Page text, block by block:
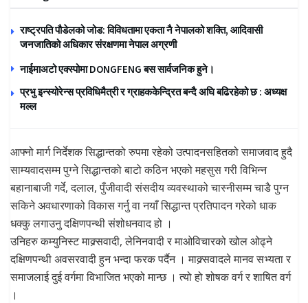
राष्ट्रपति पौडेलको जोड: विविधतामा एकता नै नेपालको शक्ति, आदिवासी
जनजातिको अधिकार संरक्षणमा नेपाल अग्रणी
नाईमाअटो एक्स्पोमा DONGFENG बस सार्वजनिक हुने।
प्रभु इन्स्योरेन्स प्रविधिमैत्री र ग्राहककेन्द्रित बन्दै अघि बढिरहेको छ : अध्यक्ष
मल्ल
आफ्नो मार्ग निर्देशक सिद्धान्तको रुपमा रहेको उत्पादनसहितको समाजवाद हुदै
साम्यवादसम्म पुग्ने सिद्धान्तको बाटो कठिन भएको महसुस गरी विभिन्न
बहानाबाजी गर्दे, दलाल, पुँजीवादी संसदीय व्यवस्थाको चास्नीसम्म चाडै पुग्न
सकिने अवधारणाको विकास गर्नु वा नयाँ सिद्धान्त प्रतिपादन गरेको धाक
धक्कु लगाउनु दक्षिणपन्थी संशोधनवाद हो ।
उनिहरु कम्युनिस्ट माक्र्सवादी, लेनिनवादी र माओविचारको खोल ओढ्ने
दक्षिणपन्थी अवसरवादी हुन भन्दा फरक पर्दैन । माक्र्सवादले मानव सभ्यता र
समाजलाई दुई वर्गमा विभाजित भएको मान्छ । त्यो हो शोषक वर्ग र शाषित वर्ग
।